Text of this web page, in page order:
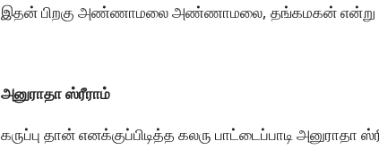
இதன் பிறகு அண்ணாமலை அண்ணாமலை, தங்கமகன் என்று
அனுராதா ஸ்ரீராம்
கருப்பு தான் எனக்குப்பிடித்த கலரு பாட்டைப்பாடி